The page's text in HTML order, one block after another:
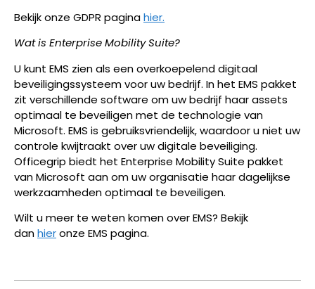
Bekijk onze GDPR paginahier.
Wat is Enterprise Mobility Suite?
U kunt EMS zien als een overkoepelend digitaal
beveiligingssysteem voor uw bedrijf. In het EMS pakket
zit verschillende software om uw bedrijf haar assets
optimaal te beveiligen met de technologie van
Microsoft. EMS is gebruiksvriendelijk, waardoor u niet uw
controle kwijtraakt over uw digitale beveiliging.
Officegrip biedt het Enterprise Mobility Suite pakket
van Microsoft aan om uw organisatie haar dagelijkse
werkzaamheden optimaal te beveiligen.
Wilt u meer te weten komen over EMS? Bekijk
danhieronze EMS pagina.